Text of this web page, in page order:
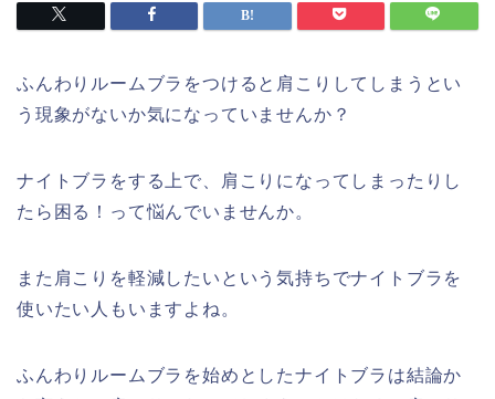
ふんわりルームブラをつけると肩こりしてしまうとい
う現象がないか気になっていませんか？
ナイトブラをする上で、肩こりになってしまったりし
たら困る！って悩んでいませんか。
また肩こりを軽減したいという気持ちでナイトブラを
使いたい人もいますよね。
ふんわりルームブラを始めとしたナイトブラは結論か